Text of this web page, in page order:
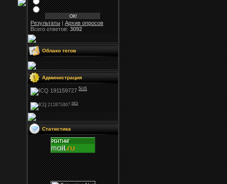
Результаты|Архив опросов
Всего ответов:3092
Облако тегов
Администрация
Stifi
NFS
Статистика